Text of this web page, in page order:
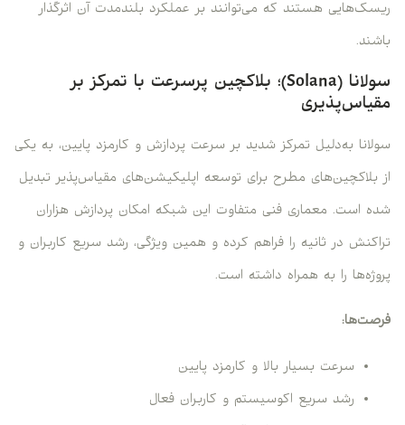
ریسک‌هایی هستند که می‌توانند بر عملکرد بلندمدت آن اثرگذار
باشند.
سولانا (Solana)؛ بلاکچین پرسرعت با تمرکز بر
مقیاس‌پذیری
سولانا به‌دلیل تمرکز شدید بر سرعت پردازش و کارمزد پایین، به یکی
از بلاکچین‌های مطرح برای توسعه اپلیکیشن‌های مقیاس‌پذیر تبدیل
شده است. معماری فنی متفاوت این شبکه امکان پردازش هزاران
تراکنش در ثانیه را فراهم کرده و همین ویژگی، رشد سریع کاربران و
پروژه‌ها را به همراه داشته است.
فرصت‌ها:
سرعت بسیار بالا و کارمزد پایین
رشد سریع اکوسیستم و کاربران فعال